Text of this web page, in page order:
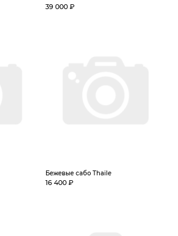
39 000 ₽
Бежевые сабо Thaile
16 400 ₽